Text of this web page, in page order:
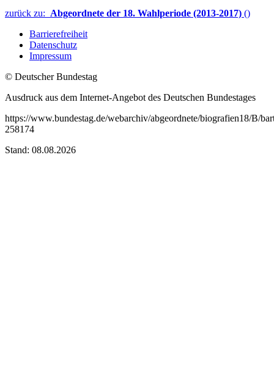
zurück zu: Abgeordnete der 18. Wahlperiode (2013-2017) ()
Barrierefreiheit
Datenschutz
Impressum
© Deutscher Bundestag
Ausdruck aus dem Internet-Angebot des Deutschen Bundestages
https://www.bundestag.de/webarchiv/abgeordnete/biografien18/B/
258174
Stand: 08.08.2026